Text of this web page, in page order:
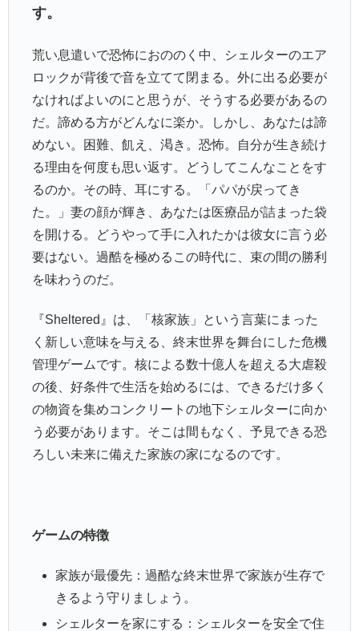
す。
荒い息遣いで恐怖におののく中、シェルターのエア
ロックが背後で音を立てて閉まる。外に出る必要が
なければよいのにと思うが、そうする必要があるの
だ。諦める方がどんなに楽か。しかし、あなたは諦
めない。困難、飢え、渇き。恐怖。自分が生き続け
る理由を何度も思い返す。どうしてこんなことをす
るのか。その時、耳にする。「パパが戻ってき
た。」妻の顔が輝き、あなたは医療品が詰まった袋
を開ける。どうやって手に入れたかは彼女に言う必
要はない。過酷を極めるこの時代に、束の間の勝利
を味わうのだ。
『Sheltered』は、「核家族」という言葉にまった
く新しい意味を与える、終末世界を舞台にした危機
管理ゲームです。核による数十億人を超える大虐殺
の後、好条件で生活を始めるには、できるだけ多く
の物資を集めコンクリートの地下シェルターに向か
う必要があります。そこは間もなく、予見できる恐
ろしい未来に備えた家族の家になるのです。
ゲームの特徴
家族が最優先：過酷な終末世界で家族が生存で
きるよう守りましょう。
シェルターを家にする：シェルターを安全で住